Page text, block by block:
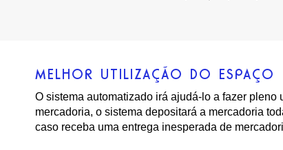
MELHOR UTILIZAÇÃO DO ESPAÇO
O sistema automatizado irá ajudá-lo a fazer
mercadoria, o sistema depositará a mercadoria
caso receba uma entrega inesperada de